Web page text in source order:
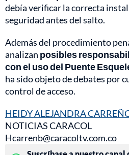
debía verificar la correcta
seguridad antes del salto.
Además del procedimiento
analizan posibles
con el uso del Puente
ha sido objeto de debates por
control de acceso.
HEIDY ALEJANDRA
NOTICIAS CARACOL
Hcarrenb@caracoltv.com.co